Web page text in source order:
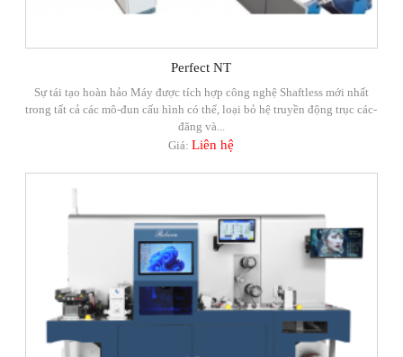
Perfect NT
Sự tái tạo hoàn hảo Máy được tích hợp công nghệ Shaftless mới nhất
trong tất cả các mô-đun cấu hình có thể, loại bỏ hệ truyền động trục các-
đăng và...
Giá:Liên hệ